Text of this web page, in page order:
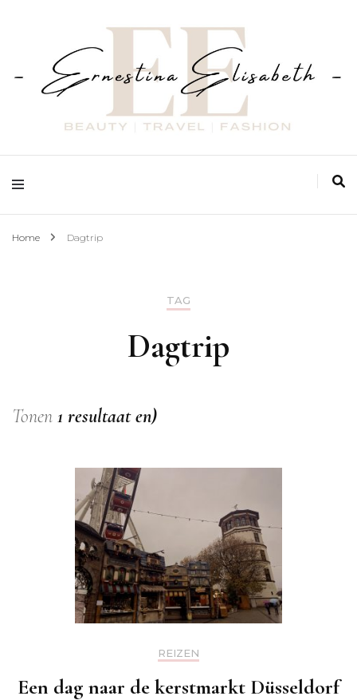
Ernestina Elisabeth
Home Dagtrip
TAG
Dagtrip
Tonen 1 resultaat en)
REIZEN
Een dag naar de kerstmarkt Düsseldorf